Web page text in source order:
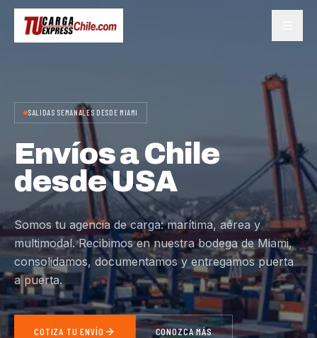
SALIDAS SEMANALES DESDE MIAMI
Envíos a Chile
desde USA
Somos tu agencia de carga: marítima, aérea y
multimodal. Recibimos en nuestra bodega de Miami,
consolidamos, documentamos y entregamos puerta
a puerta.
COTIZA TU ENVÍO CONOZCA MÁS